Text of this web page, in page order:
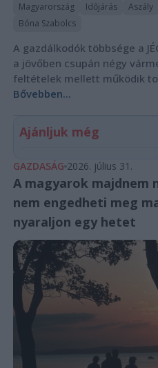
Magyarország Időjárás Aszály
Bóna Szabolcs
A gazdálkodók többsége a
a jövőben csupán négy
feltételek mellett működik
Bővebben...
Ajánljuk még
GAZDASÁG 2026. július 31.
A magyarok majdnem
nem engedheti meg
nyaraljon egy hetet